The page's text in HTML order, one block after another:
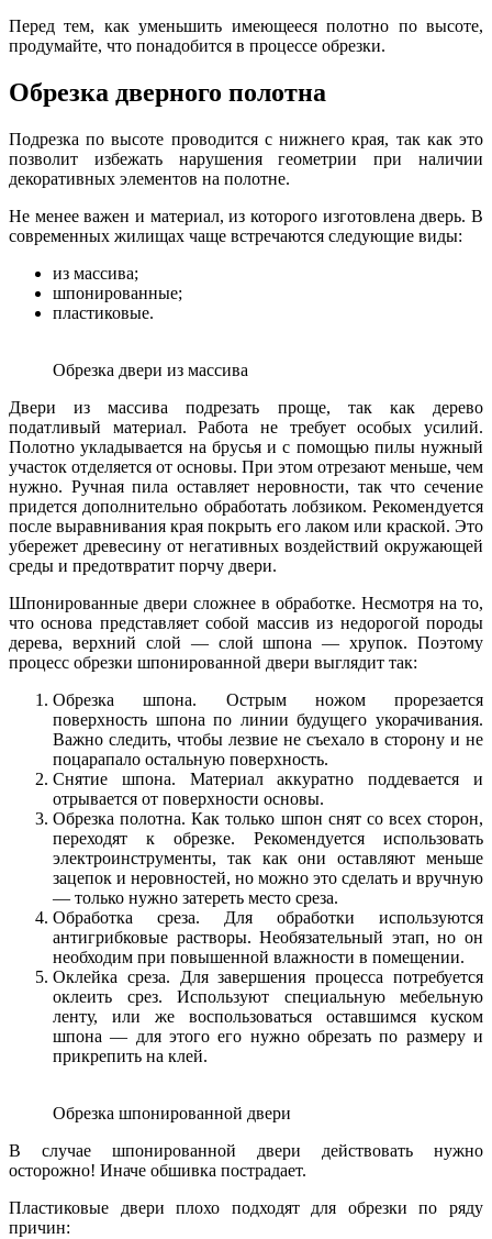
Перед тем, как уменьшить имеющееся полотно по высоте,
продумайте, что понадобится в процессе обрезки.
Обрезка дверного полотна
Подрезка по высоте проводится с нижнего края, так как это
позволит избежать нарушения геометрии при наличии
декоративных элементов на полотне.
Не менее важен и материал, из которого изготовлена дверь. В
современных жилищах чаще встречаются следующие виды:
из массива;
шпонированные;
пластиковые.
Обрезка двери из массива
Двери из массива подрезать проще, так как дерево
податливый материал. Работа не требует особых усилий.
Полотно укладывается на брусья и с помощью пилы нужный
участок отделяется от основы. При этом отрезают меньше, чем
нужно. Ручная пила оставляет неровности, так что сечение
придется дополнительно обработать лобзиком. Рекомендуется
после выравнивания края покрыть его лаком или краской. Это
убережет древесину от негативных воздействий окружающей
среды и предотвратит порчу двери.
Шпонированные двери сложнее в обработке. Несмотря на то,
что основа представляет собой массив из недорогой породы
дерева, верхний слой — слой шпона — хрупок. Поэтому
процесс обрезки шпонированной двери выглядит так:
Обрезка шпона. Острым ножом прорезается
поверхность шпона по линии будущего укорачивания.
Важно следить, чтобы лезвие не съехало в сторону и не
поцарапало остальную поверхность.
Снятие шпона. Материал аккуратно поддевается и
отрывается от поверхности основы.
Обрезка полотна. Как только шпон снят со всех сторон,
переходят к обрезке. Рекомендуется использовать
электроинструменты, так как они оставляют меньше
зацепок и неровностей, но можно это сделать и вручную
— только нужно затереть место среза.
Обработка среза. Для обработки используются
антигрибковые растворы. Необязательный этап, но он
необходим при повышенной влажности в помещении.
Оклейка среза. Для завершения процесса потребуется
оклеить срез. Используют специальную мебельную
ленту, или же воспользоваться оставшимся куском
шпона — для этого его нужно обрезать по размеру и
прикрепить на клей.
Обрезка шпонированной двери
В случае шпонированной двери действовать нужно
осторожно! Иначе обшивка пострадает.
Пластиковые двери плохо подходят для обрезки по ряду
причин: